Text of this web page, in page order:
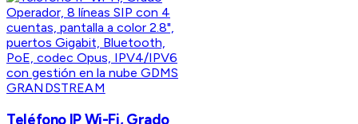
GRANDSTREAM
Teléfono IP Wi-Fi, Grado